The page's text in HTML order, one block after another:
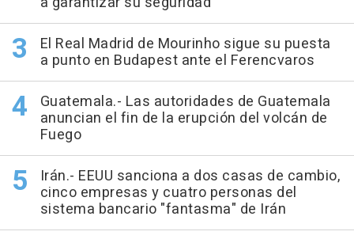
El Real Madrid de Mourinho sigue su puesta
a punto en Budapest ante el Ferencvaros
Guatemala.- Las autoridades de Guatemala
anuncian el fin de la erupción del volcán de
Fuego
Irán.- EEUU sanciona a dos casas de cambio,
cinco empresas y cuatro personas del
sistema bancario "fantasma" de Irán